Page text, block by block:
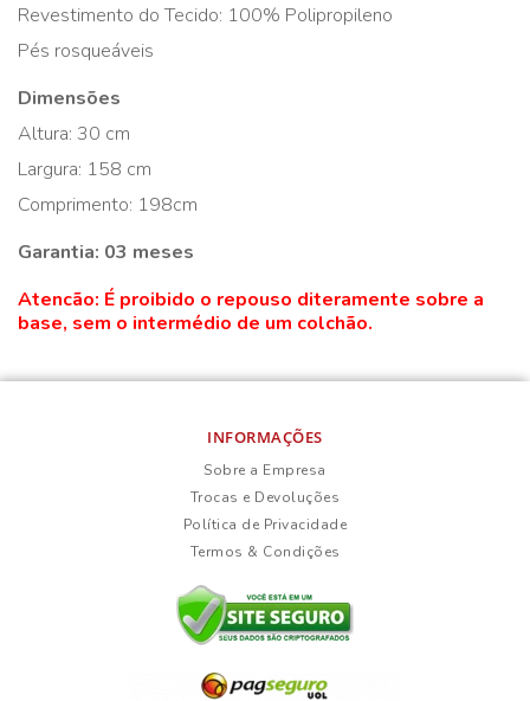
Revestimento do Tecido: 100% Polipropileno
Pés rosqueáveis
Dimensões
Altura: 30 cm
Largura: 158 cm
Comprimento: 198cm
Garantia: 03 meses
Atencão: É proibido o repouso diteramente sobre a
base, sem o intermédio de um colchão.
INFORMAÇÕES
Sobre a Empresa
Trocas e Devoluções
Política de Privacidade
Termos & Condições